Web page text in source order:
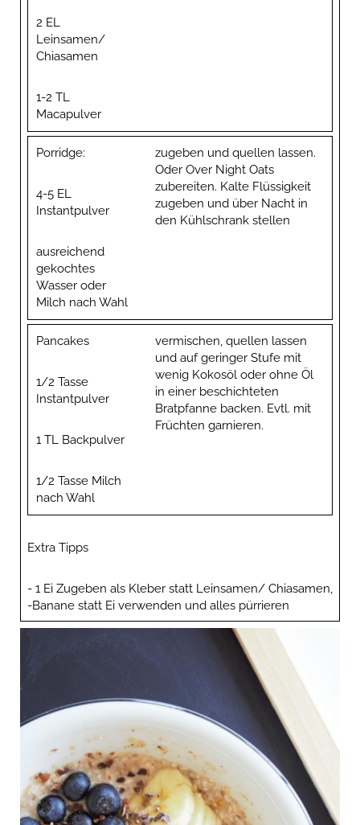
2 EL
Leinsamen/
Chiasamen
1-2 TL
Macapulver
Porridge:
4-5 EL
Instantpulver
ausreichend
gekochtes
Wasser oder
Milch nach Wahl
zugeben und quellen lassen.
Oder Over Night Oats
zubereiten. Kalte Flüssigkeit
zugeben und über Nacht in
den Kühlschrank stellen
Pancakes
1/2 Tasse
Instantpulver
1 TL Backpulver
1/2 Tasse Milch
nach Wahl
vermischen, quellen lassen
und auf geringer Stufe mit
wenig Kokosöl oder ohne Öl
in einer beschichteten
Bratpfanne backen. Evtl. mit
Früchten garnieren.
Extra Tipps
- 1 Ei Zugeben als Kleber statt Leinsamen/ Chiasamen,
-Banane statt Ei verwenden und alles pürrieren